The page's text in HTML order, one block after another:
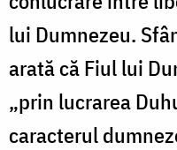
lui Dumnezeu.
arată că Fiul lui
„prin lucrarea
caracterul